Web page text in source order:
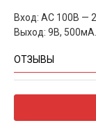
Вход: AC 100В —
Выход: 9В, 500мА.
ОТЗЫВЫ